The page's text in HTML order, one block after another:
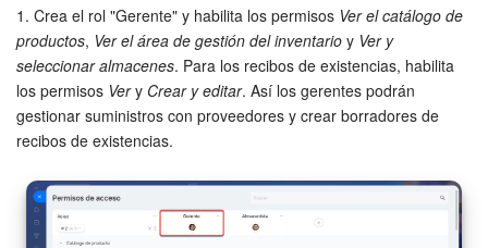
Telefonía
Widget del empleado
Configuraciones de la cuenta
Bitrix24 Messenger
1. Crea el rol "Gerente" y habilita los permisos Ver el catálogo de
productos, Ver el área de gestión del inventario y Ver y
seleccionar almacenes. Para los recibos de existencias, habilita
los permisos Very Crear y editar. Así los gerentes podrán
gestionar suministros con proveedores y crear borradores de
recibos de existencias.